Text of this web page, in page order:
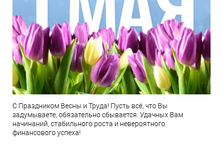
С Праздником Весны и Труда! Пусть всё, что Вы
задумываете, обязательно сбывается. Удачных Вам
начинаний, стабильного роста и невероятного
финансового успеха!